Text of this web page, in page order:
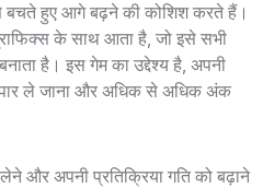
हुए आगे बढ़ने की कोशिश करते हैं।
के साथ आता है, जो इसे सभी
है। इस गेम का उद्देश्य है, अपनी
ले जाना और अधिक से अधिक अंक
लेने और अपनी प्रतिक्रिया गति को बढ़ाने